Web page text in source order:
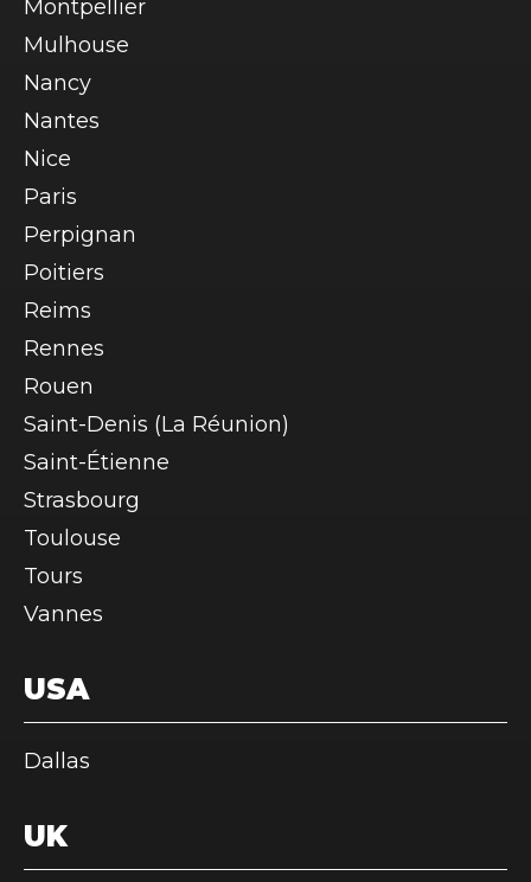
Montpellier
Mulhouse
Nancy
Nantes
Nice
Paris
Perpignan
Poitiers
Reims
Rennes
Rouen
Saint-Denis (La Réunion)
Saint-Étienne
Strasbourg
Toulouse
Tours
Vannes
USA
Dallas
UK